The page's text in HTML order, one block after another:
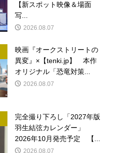
【新スポット映像＆場面
写...
2026.08.07
映画『オークストリートの
異変』×【tenki.jp】 本作
オリジナル「恐竜対策...
2026.08.07
完全撮り下ろし「2027年版
羽生結弦カレンダー」
2026年10月発売予定 【...
2026.08.07